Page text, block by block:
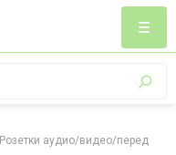
Розетки аудио/видео/передача